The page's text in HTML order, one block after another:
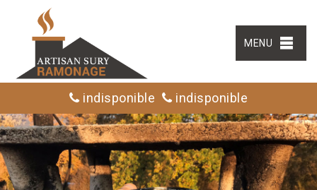
MENU
indisponible indisponible